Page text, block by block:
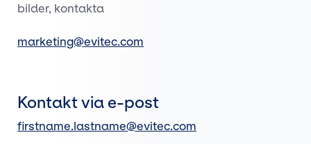
bilder, kontakta
marketing@evitec.com
Kontakt via e-post
firstname.lastname@evitec.com